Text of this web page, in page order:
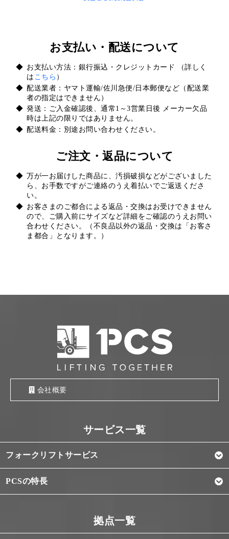
お支払い・配送について
お支払い方法：銀行振込・クレジットカード （詳しく
は こちら ）
配送業者：ヤマト運輸/佐川急便/日本郵便など（配送業
者の指定はできません）
発送：ご入金確認後、通常1～3営業日後 メーカー欠品
時は上記の限りではありません。
配送料金：別途お問い合わせください。
ご注文・返品について
万が一お届けした商品に、汚損破損などがございました
ら、お手数ですがご連絡のうえ着払いでご返送くださ
い。
お客さまのご都合による返品・交換はお受けできません
ので、ご購入前にサイズなど詳細をご確認のうえお問い
合わせください。（不良品以外の返品・交換は「お客さ
ま都合」となります。）
会社概要
フォークリフトサービス
PCSの特長